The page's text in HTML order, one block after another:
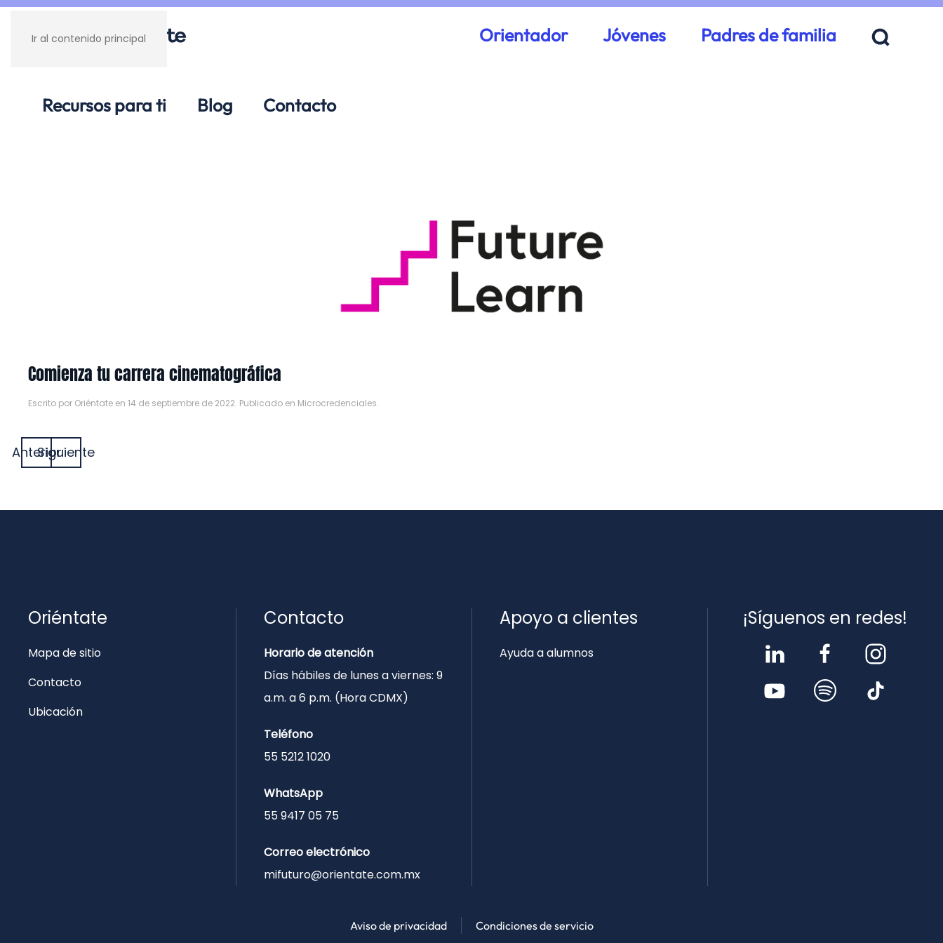
Ir al contenido principal Orientador Jóvenes Padres de familia
Recursos para ti Blog Contacto
Comienza tu carrera cinematográfica
Escrito por Oriéntate en 14 de septiembre de 2022. Publicado en Microcredenciales.
AnteriorSiguiente
Oriéntate
Mapa de sitio
Contacto
Ubicación
Contacto
Horario de atención
Días hábiles de lunes a viernes: 9
a.m. a 6 p.m. (Hora CDMX)
Teléfono
55 5212 1020
WhatsApp
55 9417 05 75
Correo electrónico
mifuturo@orientate.com.mx
Apoyo a clientes
Ayuda a alumnos
¡Síguenos en redes!
Aviso de privacidad Condiciones de servicio